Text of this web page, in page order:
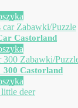
Castorland
300 Castorland